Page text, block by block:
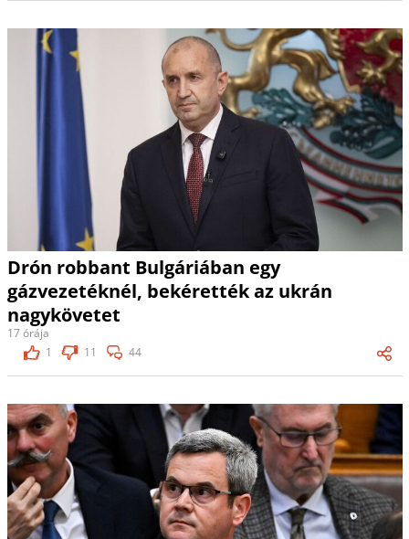
Drón robbant Bulgáriában egy
gázvezetéknél, bekérették az ukrán
nagykövetet
17 órája
1
11 44